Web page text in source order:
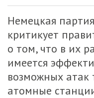
Немецкая
критикует
о том, что в их
имеется
возможных атак
атомные